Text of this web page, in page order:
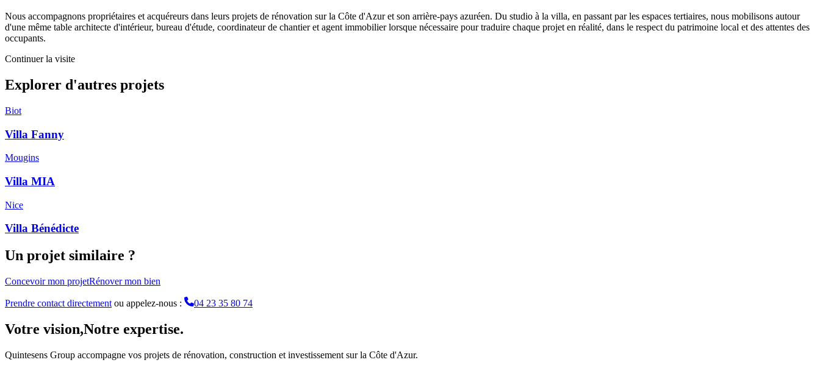
Nous accompagnons propriétaires et acquéreurs dans leurs projets de rénovation sur la Côte d'Azur et son arrière-pays azuréen. Du studio à la villa, en passant par les espaces tertiaires, nous mobilisons autour
d'une même table architecte d'intérieur, bureau d'étude, coordinateur de chantier et agent immobilier lorsque nécessaire pour traduire chaque projet en réalité, dans le respect du patrimoine local et des attentes des
occupants.
Continuer la visite
Explorer d'autres projets
Biot
Villa Fanny
Mougins
Villa MIA
Nice
Villa Bénédicte
Un projet similaire ?
Concevoir mon projetRénover mon bien
Prendre contact directement ou appelez-nous : 04 23 35 80 74
Votre vision,Notre expertise.
Quintesens Group accompagne vos projets de rénovation, construction et investissement sur la Côte d'Azur.